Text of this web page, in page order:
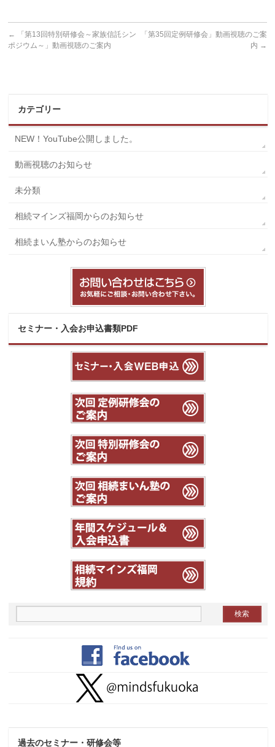
←
「第13回特別研修会～家族信託シン
ポジウム～」動画視聴のご案内
「第35回定例研修会」動画視聴のご案
内 →
カテゴリー
NEW！YouTube公開しました。
動画視聴のお知らせ
未分類
相続マインズ福岡からのお知らせ
相続まいん塾からのお知らせ
セミナー・入会お申込書類PDF
過去のセミナー・研修会等